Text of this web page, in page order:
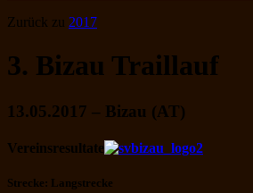
Zurück zu 2017
3. Bizau Traillauf
13.05.2017 – Bizau (AT)
Vereinsresultate
Strecke: Langstrecke